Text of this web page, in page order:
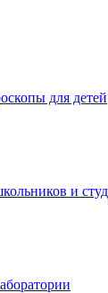
для детей
и